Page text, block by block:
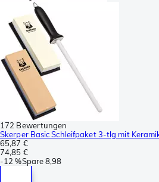
172 Bewertungen
Skerper Basic Schleifpaket 3-tlg mit
65,87 €
74,85 €
-12 %Spare8,98